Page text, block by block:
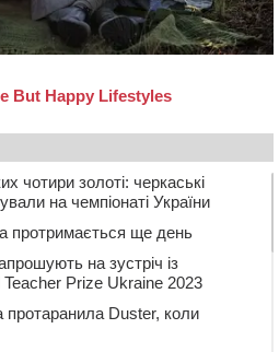
чотири золоті: черкаські
на чемпіонаті України
протримається ще день
на зустріч із
Prize Ukraine 2023
протаранила Duster, коли